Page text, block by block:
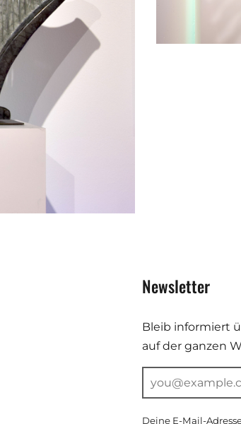
Newsletter
Bleib informiert
auf der ganzen
Deine E-Mail-